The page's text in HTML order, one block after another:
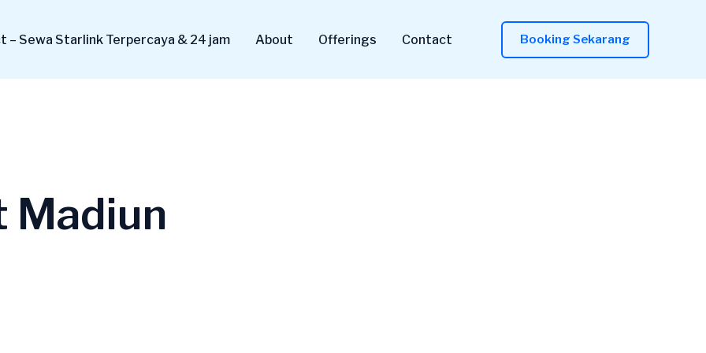
– Sewa Starlink Terpercaya & 24 jam About Offerings Contact Booking Sekarang
Madiun